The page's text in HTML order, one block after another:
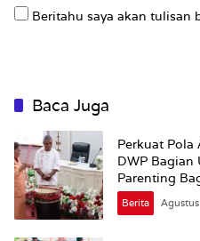
Beritahu saya akan tulisan
Baca Juga
Perkuat
DWP Bagian
Parenting
Berita